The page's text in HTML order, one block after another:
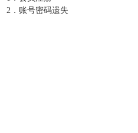
2．账号密码遗失